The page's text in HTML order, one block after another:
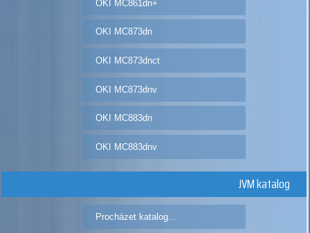
OKI MC861dn+
OKI MC873dn
OKI MC873dnct
OKI MC873dnv
OKI MC883dn
OKI MC883dnv
JVM katalog
Procházet katalog...